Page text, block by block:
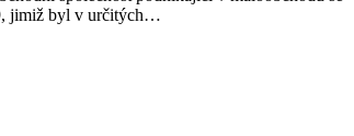
jimiž byl v určitých…